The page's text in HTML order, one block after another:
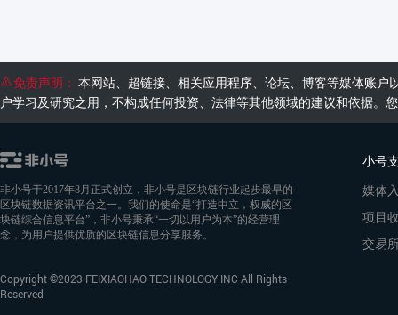
免责声明： 本网站、超链接、相关应用程序、论坛、博客等媒体账
户学习及研究之用，不构成任何投资、法律等其他领域的建议和依据
非小号于2017年8月正式创立，非小号是区块链行业起步最早的
区块链数据资讯平台之一。我们的使命是“打造中立，权威的区
块链综合信息平台”，非小号秉承“一切以用户为本”的经营理
念，为用户提供优质的区块链信息分享服务。
Copyright ©2023 FEIXIAOHAO TECHNOLOGY INC All Rights
Reserved
小号
媒体
项目
交易